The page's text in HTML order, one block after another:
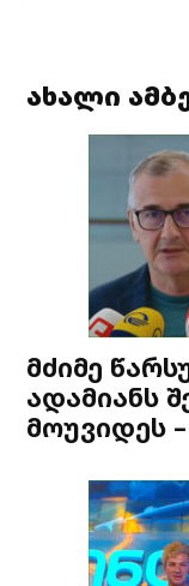
ახალი
მძიმე
ადამიანს
მოუვიდეს